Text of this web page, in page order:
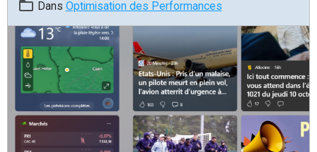
Dans Optimisation des Performances